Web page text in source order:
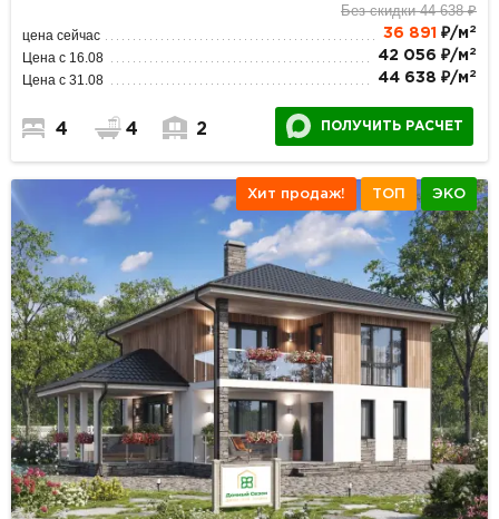
Без скидки 44 638 ₽
цена сейчас 36 891 ₽/м 2
Цена с 16.08 42 056 ₽/м 2
Цена с 31.08 44 638 ₽/м 2
4 4 2 ПОЛУЧИТЬ РАСЧЕТ
Хит продаж! ТОП ЭКО